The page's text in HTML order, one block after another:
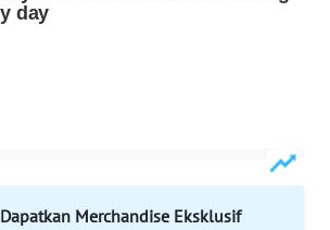
Dapatkan Merchandise Eksklusif